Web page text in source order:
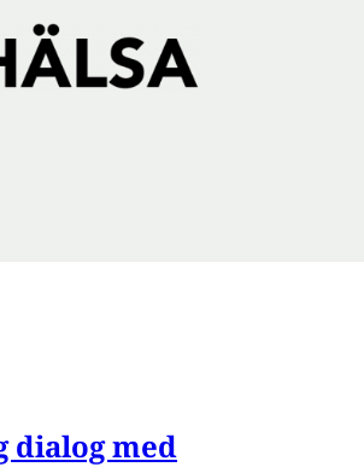
dialog med